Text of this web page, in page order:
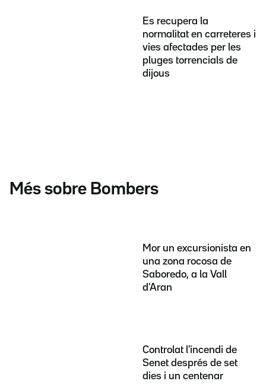
Es recupera la
normalitat en carreteres i
vies afectades per les
pluges torrencials de
dijous
Més sobre Bombers
Mor un excursionista en
una zona rocosa de
Saboredo, a la Vall
d'Aran
Controlat l'incendi de
Senet després de set
dies i un centenar